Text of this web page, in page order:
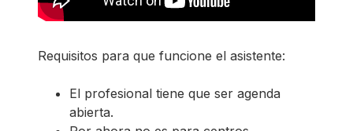
Requisitos para que funcione el asistente:
El profesional tiene que ser agenda
abierta.